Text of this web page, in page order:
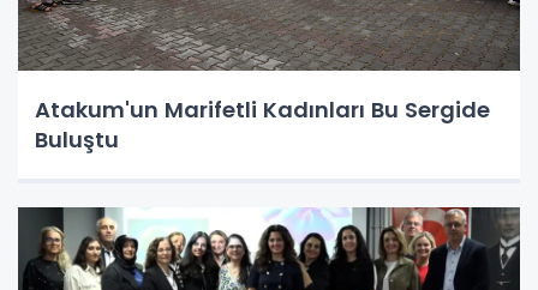
Atakum'un Marifetli Kadınları Bu Sergide
Buluştu